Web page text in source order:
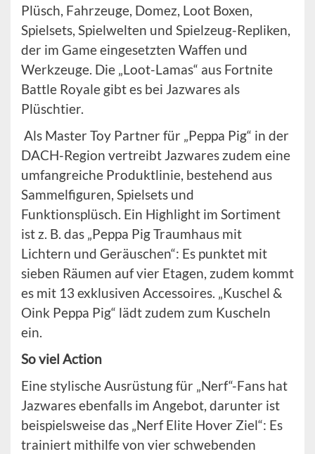
Plüsch, Fahrzeuge, Domez, Loot Boxen,
Spielsets, Spielwelten und Spielzeug-Repliken,
der im Game eingesetzten Waffen und
Werkzeuge. Die „Loot-Lamas“ aus Fortnite
Battle Royale gibt es bei Jazwares als
Plüschtier.
Als Master Toy Partner für „Peppa Pig“ in der
DACH-Region vertreibt Jazwares zudem eine
umfangreiche Produktlinie, bestehend aus
Sammelfiguren, Spielsets und
Funktionsplüsch. Ein Highlight im Sortiment
ist z. B. das „Peppa Pig Traumhaus mit
Lichtern und Geräuschen“: Es punktet mit
sieben Räumen auf vier Etagen, zudem kommt
es mit 13 exklusiven Accessoires. „Kuschel &
Oink Peppa Pig“ lädt zudem zum Kuscheln
ein.
So viel Action
Eine stylische Ausrüstung für „Nerf“-Fans hat
Jazwares ebenfalls im Angebot, darunter ist
beispielsweise das „Nerf Elite Hover Ziel“: Es
trainiert mithilfe von vier schwebenden